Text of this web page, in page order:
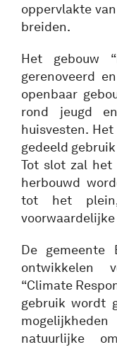
oppervlakte
breiden.
Het gebouw
gerenoveerd
openbaar
rond jeugd
huisvesten.
gedeeld
Tot slot zal het
herbouwd
tot het
De
ontwikkelen
“Climate
gebruik wordt
natuurlijke